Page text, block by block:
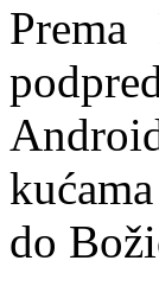
do